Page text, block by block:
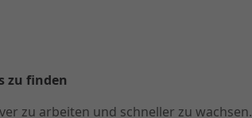
zu finden
zu arbeiten und schneller zu wachsen.